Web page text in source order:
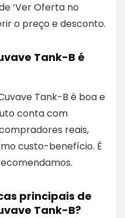
‘Ver Oferta no
o preço e desconto.
Tank-B é
Tank-B é boa e
conta com
reais,
custo-benefício. É
principais de
Tank-B?